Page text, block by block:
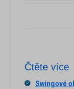
Čtěte více
Swingové